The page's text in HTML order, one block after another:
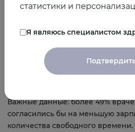
поколению X и беби-бумерам –
одиночестве.
Важные данные: более 49%
согласились бы на меньшую
количества свободного
статистики и
Я являюсь специалистом